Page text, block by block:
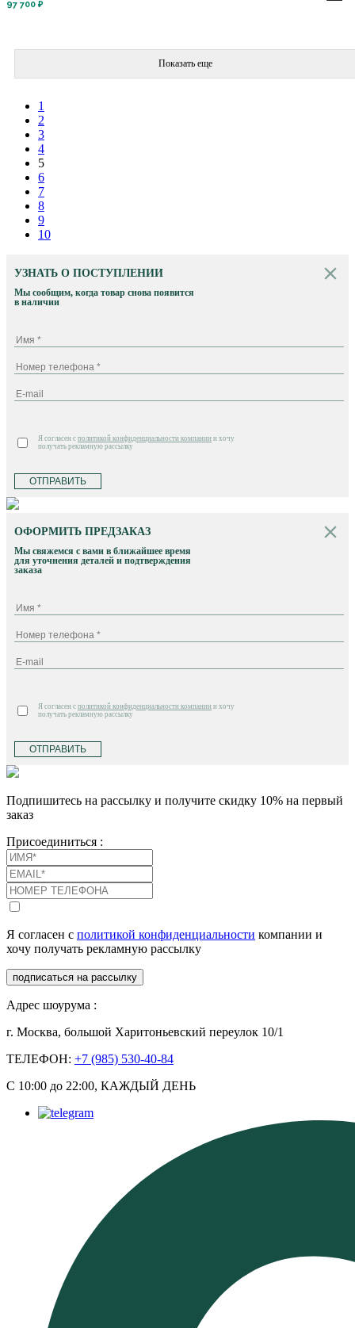
97 700 ₽
Показать еще
1
2
3
4
5
6
7
8
9
10
УЗНАТЬ О ПОСТУПЛЕНИИ
Мы сообщим, когда товар снова появится
в наличии
Я согласен с политикой конфиденциальности компании и хочу
получать рекламную рассылку
ОТПРАВИТЬ
ОФОРМИТЬ ПРЕДЗАКАЗ
Мы свяжемся с вами в ближайшее время
для уточнения деталей и подтверждения
заказа
Я согласен с политикой конфиденциальности компании и хочу
получать рекламную рассылку
ОТПРАВИТЬ
Подпишитесь на рассылку и получите скидку 10% на первый
заказ
Присоединиться :
Я согласен с политикой конфиденциальности компании и
хочу получать рекламную рассылку
подписаться на рассылку
Адрес шоурума :
г. Москва, большой Харитоньевский переулок 10/1
ТЕЛЕФОН: +7 (985) 530-40-84
С 10:00 до 22:00, КАЖДЫЙ ДЕНЬ